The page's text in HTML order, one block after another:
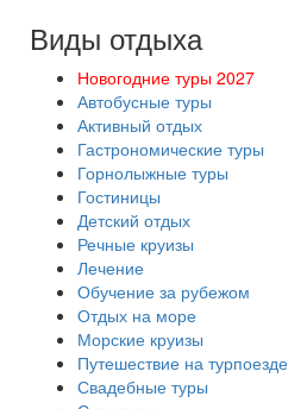
Виды отдыха
Новогодние туры 2027
Автобусные туры
Активный отдых
Гастрономические туры
Горнолыжные туры
Гостиницы
Детский отдых
Речные круизы
Лечение
Обучение за рубежом
Отдых на море
Морские круизы
Путешествие на турпоезде
Свадебные туры